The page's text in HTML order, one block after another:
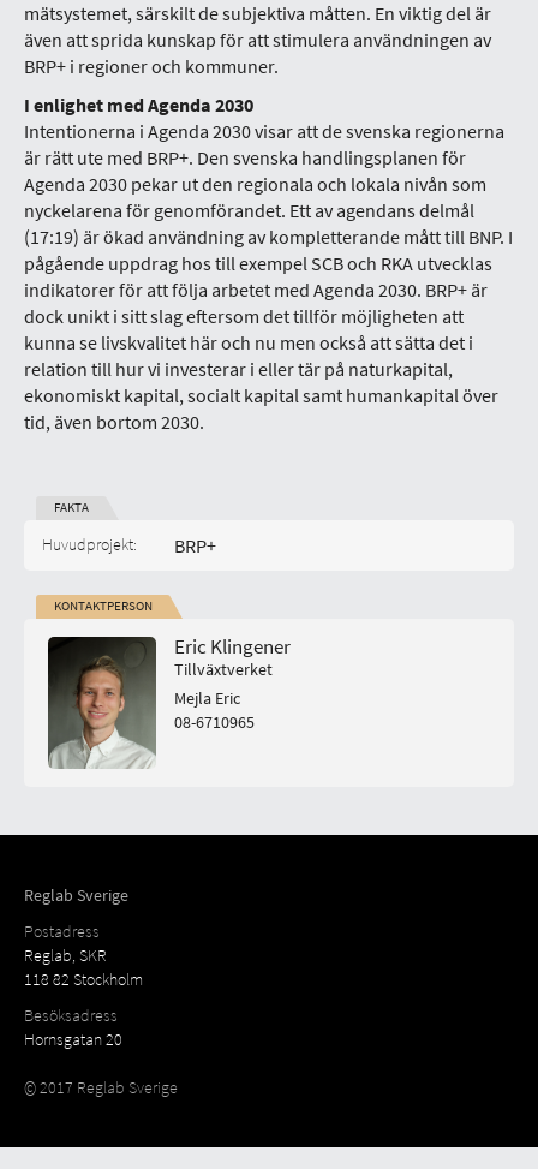
mätsystemet, särskilt de subjektiva måtten. En viktig del är
även att sprida kunskap för att stimulera användningen av
BRP+ i regioner och kommuner.
I enlighet med Agenda 2030
Intentionerna i Agenda 2030 visar att de svenska regionerna
är rätt ute med BRP+. Den svenska handlingsplanen för
Agenda 2030 pekar ut den regionala och lokala nivån som
nyckelarena för genomförandet. Ett av agendans delmål
(17:19) är ökad användning av kompletterande mått till BNP. I
pågående uppdrag hos till exempel SCB och RKA utvecklas
indikatorer för att följa arbetet med Agenda 2030. BRP+ är
dock unikt i sitt slag eftersom det tillför möjligheten att
kunna se livskvalitet här och nu men också att sätta det i
relation till hur vi investerar i eller tär på naturkapital,
ekonomiskt kapital, socialt kapital samt humankapital över
tid, även bortom 2030.
FAKTA
Start-datum:
Huvudprojekt: BRP+
KONTAKTPERSON
Eric Klingener
Tillväxtverket
Mejla Eric
08-6710965
Reglab Sverige
Postadress
Reglab, SKR
118 82 Stockholm
Besöksadress
Hornsgatan 20
© 2017 Reglab Sverige